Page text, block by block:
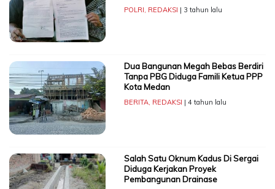
POLRI, REDAKSI | 3 tahun lalu
Dua Bangunan Megah Bebas Berdiri
Tanpa PBG Diduga Famili Ketua PPP
Kota Medan
BERITA, REDAKSI | 4 tahun lalu
Salah Satu Oknum Kadus Di Sergai
Diduga Kerjakan Proyek
Pembangunan Drainase